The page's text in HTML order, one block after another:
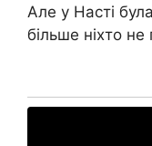
Але у Насті
більше ніхто не